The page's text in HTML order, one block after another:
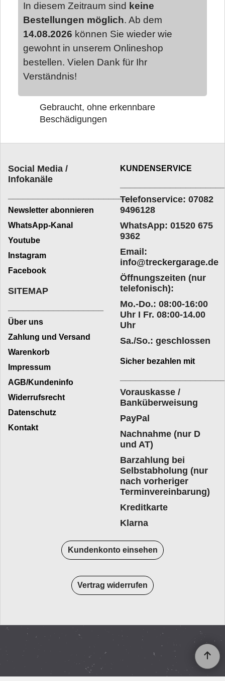
In diesem Zeitraum sind keine
Bestellungen möglich. Ab dem
14.08.2026 können Sie wieder wie
gewohnt in unserem Onlineshop
bestellen. Vielen Dank für Ihr
Verständnis!
Gebraucht, ohne erkennbare
Beschädigungen
Social Media /
Infokanäle
_________________________
Newsletter abonnieren
WhatsApp-Kanal
Youtube
Instagram
Facebook
KUNDENSERVICE
Telefonservice: 07082
9496128
WhatsApp: 01520 675
9362
Email:
info@treckergarage.de
Öffnungszeiten (nur
telefonisch):
Mo.-Do.: 08:00-16:00
Uhr I Fr. 08:00-14.00
Uhr
Sa./So.: geschlossen
SITEMAP
Über uns
Zahlung und Versand
Warenkorb
Impressum
AGB/Kundeninfo
Widerrufsrecht
Datenschutz
Kontakt
Sicher bezahlen mit
Vorauskasse /
Banküberweisung
PayPal
Nachnahme (nur D
und AT)
Barzahlung bei
Selbstabholung (nur
nach vorheriger
Terminvereinbarung)
Kreditkarte
Klarna
Kundenkonto einsehen
Vertrag widerrufen
ShopFactory Shop